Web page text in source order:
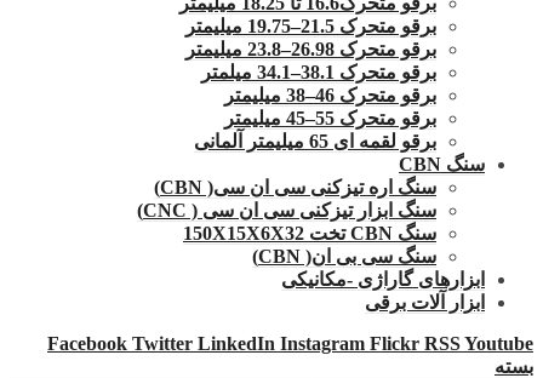
برقو متحرک 21.5–19.75 میلیمتر
برقو متحرک 26.98–23.8 میلیمتر
برقو متحرک 38.1–34.1 میلمتر
برقو متحرک 46–38 میلیمتر
برقو متحرک 55–45 میلیمتر
برقو لقمه ای 65 میلیمتر آلمانی
سنگ CBN
سنگ اره تیزکنی سی ان سی( CBN)
سنگ ابزار تیزکنی سی ان سی ( CNC)
سنگ CBN تخت 150X15X6X32
سنگ سی بی ان( CBN)
ابزارهای گاراژی -مکانیکی
ابزار آلات برقی
Facebook Twitter LinkedIn Instagram Flickr RSSYoutube
بسته